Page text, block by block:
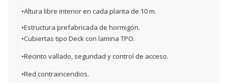
•Altura libre interior en cada planta de 10 m.
•Estructura prefabricada de hormigón.
•Cubiertas tipo Deck con lamina TPO.
•Recinto vallado, seguridad y control de acceso.
•Red contraincendios.